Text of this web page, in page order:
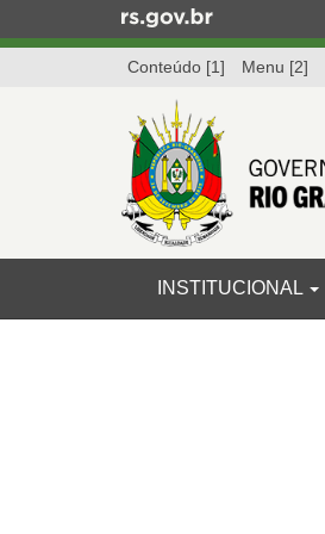
para
Conteúdo [1] Menu [2]
do
INICIAL
INSTITUCIONAL